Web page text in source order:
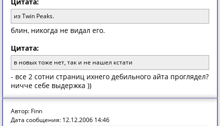
из Twin Peaks.
блин, никогда не видал его.
Цитата:
в новых тоже нет, так и не нашел кстати
- все 2 сотни страниц ихнего дебильного айта проглядел?
ничче себе выдержка ))
Автор: Finn
Дата сообщения: 12.12.2006 14:46